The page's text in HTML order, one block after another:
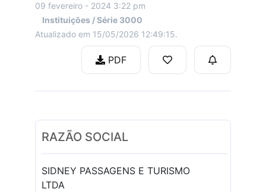
09 fevereiro - 2024 3:22 pm
Instituições / Série 3000
Atualizado em 15/05/2026 12:49:15.
PDF
RAZÃO SOCIAL
SIDNEY PASSAGENS E TURISMO
LTDA